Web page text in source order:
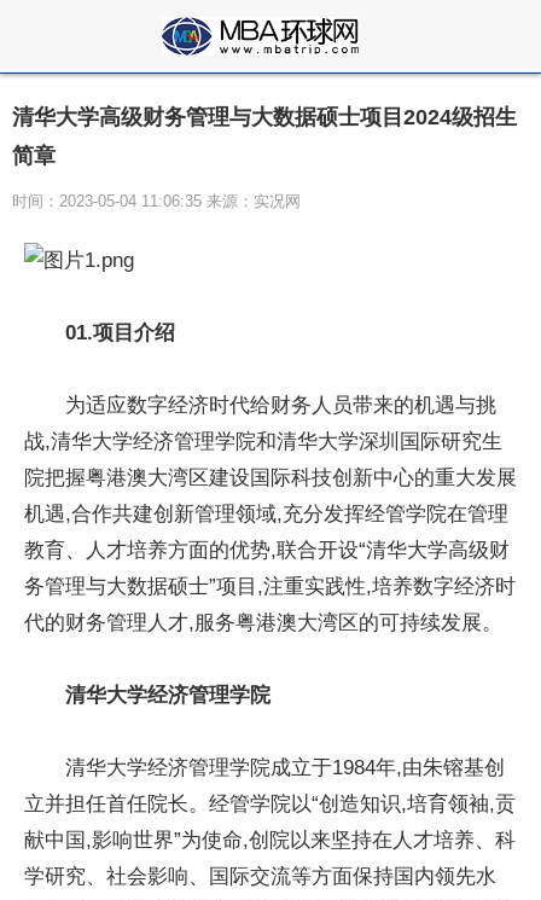
清华大学高级财务管理与大数据硕士项目2024级招生
简章
时间：2023-05-04 11:06:35 来源：实况网
01.项目介绍
为适应数字经济时代给财务人员带来的机遇与挑
战,清华大学经济管理学院和清华大学深圳国际研究生
院把握粤港澳大湾区建设国际科技创新中心的重大发展
机遇,合作共建创新管理领域,充分发挥经管学院在管理
教育、人才培养方面的优势,联合开设“清华大学高级财
务管理与大数据硕士”项目,注重实践性,培养数字经济时
代的财务管理人才,服务粤港澳大湾区的可持续发展。
清华大学经济管理学院
清华大学经济管理学院成立于1984年,由朱镕基创
立并担任首任院长。经管学院以“创造知识,培育领袖,贡
献中国,影响世界”为使命,创院以来坚持在人才培养、科
学研究、社会影响、国际交流等方面保持国内领先水